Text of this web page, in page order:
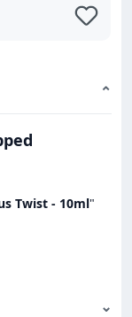
⌄
Twist - 10ml"
⌄